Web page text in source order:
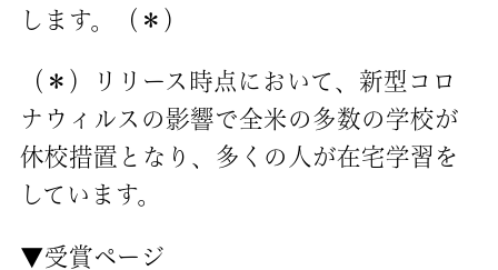
します。（＊）
（＊）リリース時点において、新型コロ
ナウィルスの影響で全米の多数の学校が
休校措置となり、多くの人が在宅学習を
しています。
▼受賞ページ